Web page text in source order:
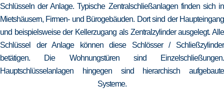
Schlüsseln der Anlage. Typische Zentralschließanlagen finden sich in
Mietshäusern, Firmen- und Bürogebäuden. Dort sind der Haupteingang
und beispielsweise der Kellerzugang als Zentralzylinder ausgelegt. Alle
Schlüssel der Anlage können diese Schlösser / Schließzylinder
betätigen. Die Wohnungstüren sind Einzelschließungen.
Hauptschlüsselanlagen hingegen sind hierarchisch aufgebaute
Systeme.